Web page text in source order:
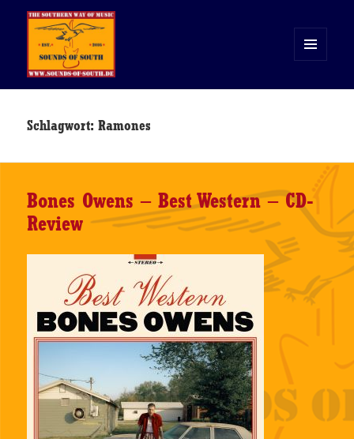
WIDGETS
Schlagwort:Ramones
Bones Owens – Best Western – CD-
Review